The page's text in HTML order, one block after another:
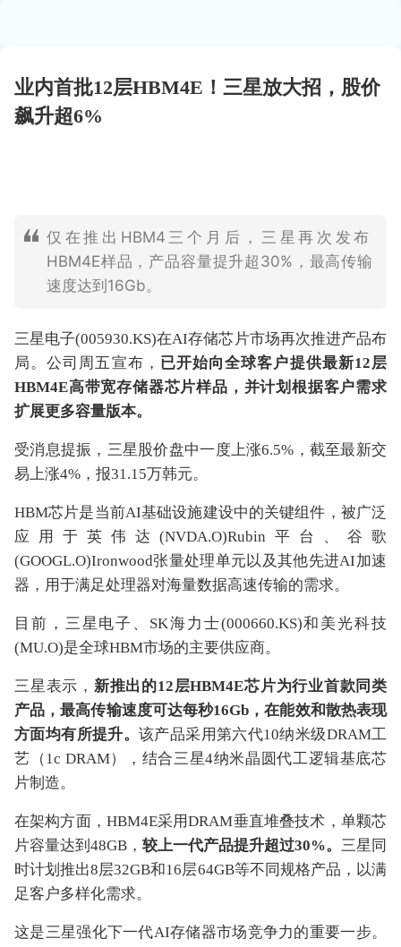
业内首批12层HBM4E！三星放大招，股价
飙升超6%
仅在推出HBM4三个月后，三星再次发布
HBM4E样品，产品容量提升超30%，最高传输
速度达到16Gb。
三星电子(005930.KS)在AI存储芯片市场再次推进产品布
局。公司周五宣布， 已开始向全球客户提供最新12层
HBM4E高带宽存储器芯片样品，并计划根据客户需求
扩展更多容量版本。
受消息提振，三星股价盘中一度上涨6.5%，截至最新交
易上涨4%，报31.15万韩元。
HBM芯片是当前AI基础设施建设中的关键组件，被广泛
应用于英伟达(NVDA.O)Rubin平台、谷歌
(GOOGL.O)Ironwood张量处理单元以及其他先进AI加速
器，用于满足处理器对海量数据高速传输的需求。
目前，三星电子、SK海力士(000660.KS)和美光科技
(MU.O)是全球HBM市场的主要供应商。
三星表示， 新推出的12层HBM4E芯片为行业首款同类
产品，最高传输速度可达每秒16Gb，在能效和散热表现
方面均有所提升。该产品采用第六代10纳米级DRAM工
艺（1c DRAM），结合三星4纳米晶圆代工逻辑基底芯
片制造。
在架构方面，HBM4E采用DRAM垂直堆叠技术，单颗芯
片容量达到48GB， 较上一代产品提升超过30%。 三星同
时计划推出8层32GB和16层64GB等不同规格产品，以满
足客户多样化需求。
这是三星强化下一代AI存储器市场竞争力的重要一步。